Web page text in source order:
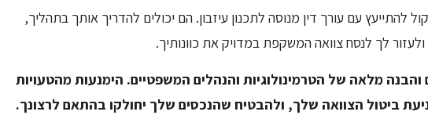
להתייעץ עם עורך דין מנוסה לתכנון עיזבון. הם יכולים להדריך אותך בתהליך,
לך לנסח צוואה המשקפת במדויק את כוונותיך.
מלאה של הטרמינולוגיות והנהלים המשפטיים. הימנעות מהטעויות
ביטול הצוואה שלך, ולהבטיח שהנכסים שלך יחולקו בהתאם לרצונך.